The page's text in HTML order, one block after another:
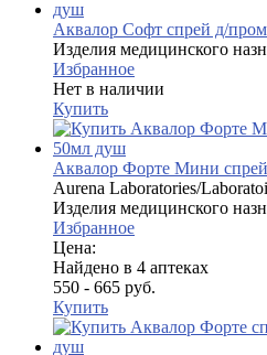
Аквалор Софт спрей д/
Изделия медицинского
Избранное
Нет в наличии
Купить
Аквалор Форте Мини
Aurena Laboratories/
Изделия медицинского
Избранное
Цена:
Найдено в 4 аптеках
550 - 665 руб.
Купить